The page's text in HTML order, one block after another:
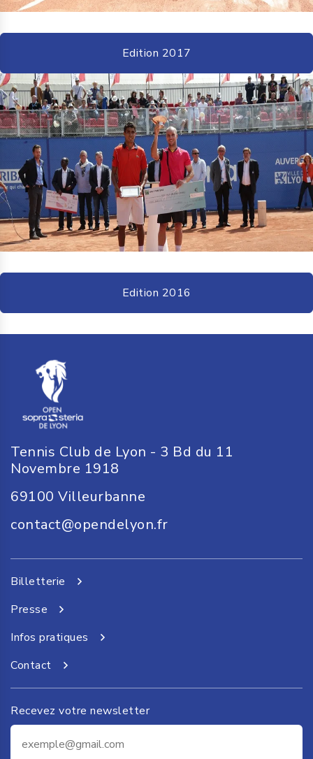
Edition 2017
Edition 2016
Tennis Club de Lyon - 3 Bd du 11
Novembre 1918
69100 Villeurbanne
contact@opendelyon.fr
Billetterie
Presse
Infos pratiques
Contact
Recevez votre newsletter